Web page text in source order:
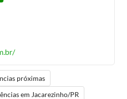
próximas
em Jacarezinho/PR